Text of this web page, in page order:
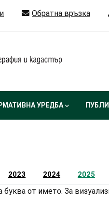
Обратна връзка
УРЕДБА
2023 2024 2025
от името. За